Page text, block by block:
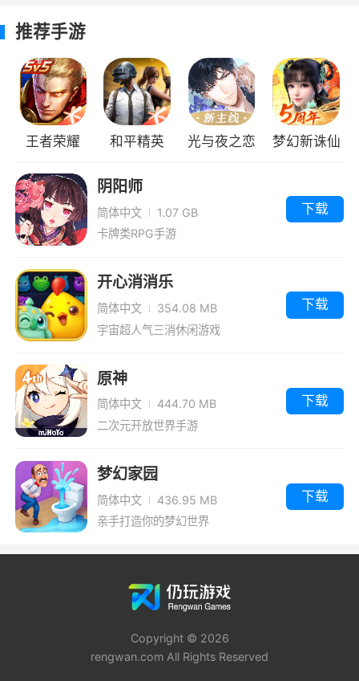
推荐手游
王者荣耀 和平精英 光与夜之恋 梦幻新诛仙
阴阳师
简体中文
1.07 GB
卡牌类RPG手游
下载
开心消消乐
简体中文
354.08 MB
宇宙超人气三消休闲游戏
下载
原神
简体中文
444.70 MB
二次元开放世界手游
下载
梦幻家园
简体中文
436.95 MB
亲手打造你的梦幻世界
下载
Copyright © 2026
rengwan.com All Rights Reserved